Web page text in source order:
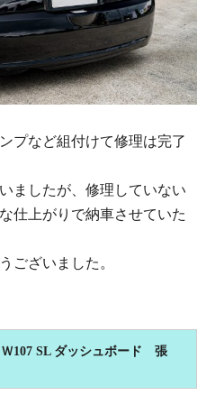
プなど組付けて修理は完了
ましたが、修理していない
仕上がりで納車させていた
ございました。
107 SL ダッシュボード 張